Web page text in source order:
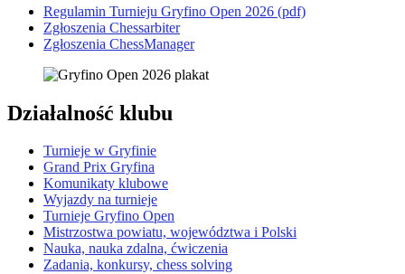
Regulamin Turnieju Gryfino Open 2026 (pdf)
Zgłoszenia Chessarbiter
Zgłoszenia ChessManager
Działalność klubu
Turnieje w Gryfinie
Grand Prix Gryfina
Komunikaty klubowe
Wyjazdy na turnieje
Turnieje Gryfino Open
Mistrzostwa powiatu, województwa i Polski
Nauka, nauka zdalna, ćwiczenia
Zadania, konkursy, chess solving